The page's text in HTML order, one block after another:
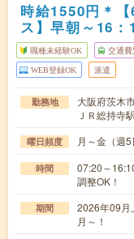
時給1550円＊
ス】早朝～16
職種未経験OK 交通費
WEB登録OK 派遣
勤務地
大阪府茨木
ＪＲ総持寺
曜日頻度 月～金（週5
時間
07:20～
調整OK！
期間
2026年09
月～！